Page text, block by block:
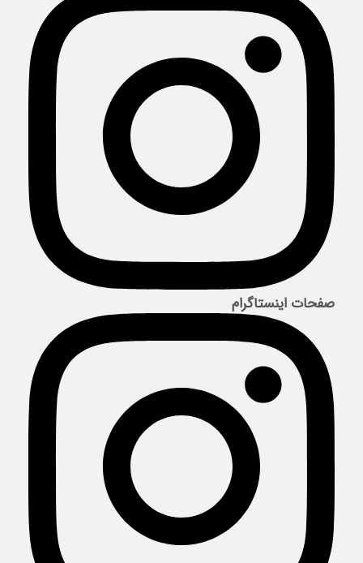
صفحات اینستاگرام